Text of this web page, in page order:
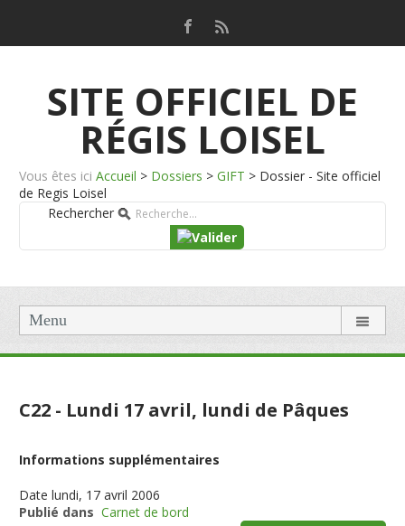
SITE OFFICIEL DE
RÉGIS LOISEL
Vous êtes ici Accueil > Dossiers > GIFT > Dossier - Site officiel
de Regis Loisel
Rechercher
Menu
C22 - Lundi 17 avril, lundi de Pâques
Informations supplémentaires
Date lundi, 17 avril 2006
Publié dans Carnet de bord